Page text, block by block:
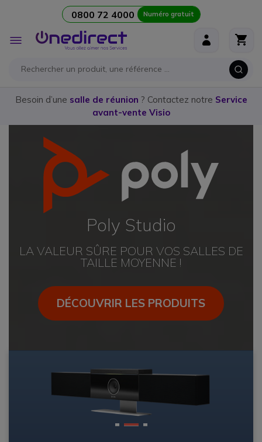
0800 72 4000 Numéro gratuit
Affichage
navigation
Besoin d’une salle de réunion ? Contactez notre Service
avant-vente Visio
Poly Studio
LA VALEUR SÛRE POUR VOS SALLES DE
TAILLE MOYENNE !
DÉCOUVRIR LES PRODUITS